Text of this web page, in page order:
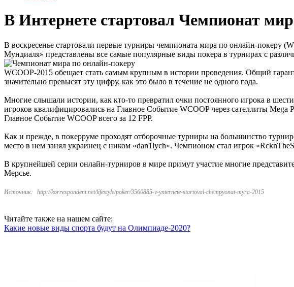
В Интернете стартовал Чемпионат
В воскресенье стартовали первые турниры чемпионата мира по онлайн-покеру
Мундиаля» представлены все самые популярные виды покера в турнирах с
WCOOP-2015 обещает стать самым крупным в истории проведения. Общий
значительно превысят эту цифру, как это было в течение не одного года.
Многие слышали истории, как кто-то превратил очки постоянного игрока в
игроков квалифицировались на Главное Событие WCOOP через сателлиты
Главное Событие WCOOP всего за 12 FPP.
Как и прежде, в покерруме проходят отборочные турниры на большинство
место в нем занял украинец с ником «dan1lych». Чемпионом стал игрок
В крупнейшей серии онлайн-турниров в мире примут участие многие
Мерсье.
Источник: http://korrespondent.net/lifestyle/poker/3560885-v-ynternete-startoval-chempyonat-myra-2015
Читайте также на нашем сайте:
Какие новые виды спорта будут на Олимпиаде-2020?